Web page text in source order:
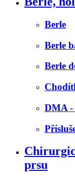
Berle
Berle
Berle
DMA -
prsu